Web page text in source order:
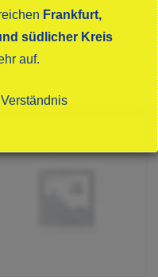
Frankfurt,
südlicher Kreis
auf.
16Sekunden